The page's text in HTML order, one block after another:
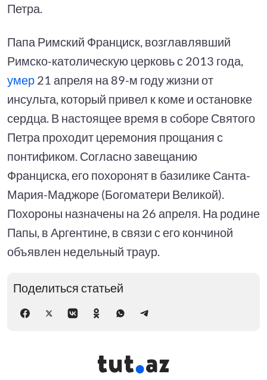
Петра.
Папа Римский Франциск, возглавлявший
Римско-католическую церковь с 2013 года,
умер 21 апреля на 89-м году жизни от
инсульта, который привел к коме и остановке
сердца. В настоящее время в соборе Святого
Петра проходит церемония прощания с
понтификом. Согласно завещанию
Франциска, его похоронят в базилике Санта-
Мария-Маджоре (Богоматери Великой).
Похороны назначены на 26 апреля. На родине
Папы, в Аргентине, в связи с его кончиной
объявлен недельный траур.
Поделиться статьей